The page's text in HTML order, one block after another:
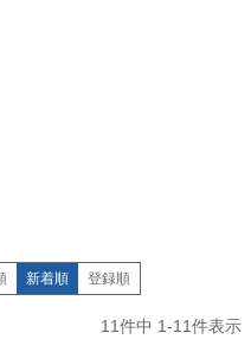
新着順 登録順
11件中 1-11件表示